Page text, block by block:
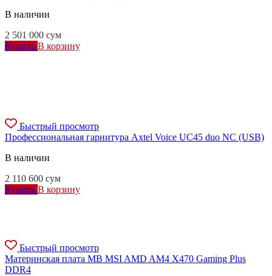
В наличии
2 501 000 сум
Купить В корзину
Быстрый просмотр
Профессиональная гарнитура Axtel Voice UC45 duo NC (USB)
В наличии
2 110 600 сум
Купить В корзину
Быстрый просмотр
Материнская плата MB MSI AMD AM4 X470 Gaming Plus
DDR4